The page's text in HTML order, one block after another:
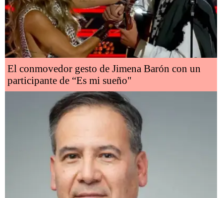
El conmovedor gesto de Jimena Barón con un
participante de “Es mi sueño"